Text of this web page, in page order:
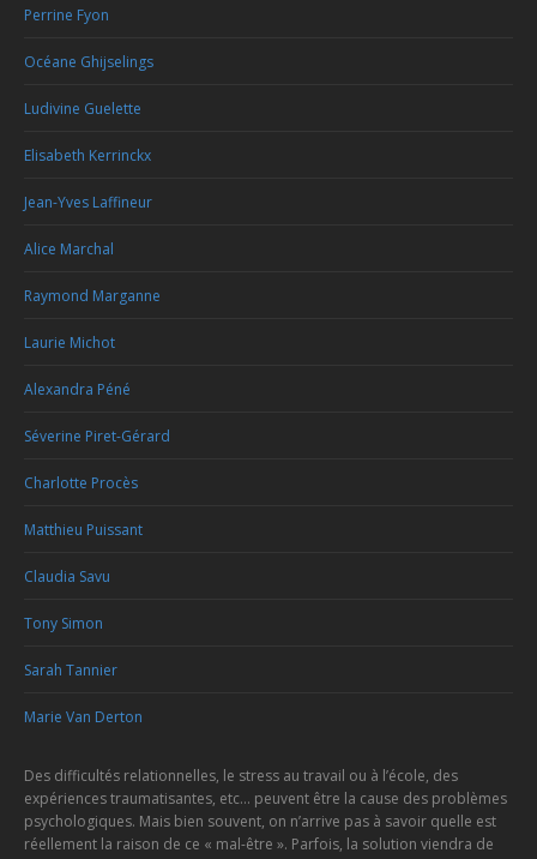
Perrine Fyon
Océane Ghijselings
Ludivine Guelette
Elisabeth Kerrinckx
Jean-Yves Laffineur
Alice Marchal
Raymond Marganne
Laurie Michot
Alexandra Péné
Séverine Piret-Gérard
Charlotte Procès
Matthieu Puissant
Claudia Savu
Tony Simon
Sarah Tannier
Marie Van Derton
Des difficultés relationnelles, le stress au travail ou à l’école, des
expériences traumatisantes, etc… peuvent être la cause des problèmes
psychologiques. Mais bien souvent, on n’arrive pas à savoir quelle est
réellement la raison de ce « mal-être ». Parfois, la solution viendra de